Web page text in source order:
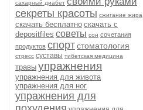
сахарный диабет
секреты красоты сжигание жира
скачать бесплатно скачать с
depositfiles советы сон сочетания
продуктов спортстоматология
стресс суставы тибетская медицина
травы упражнения
упражнения для живота
упражнения для ног
упражнения для